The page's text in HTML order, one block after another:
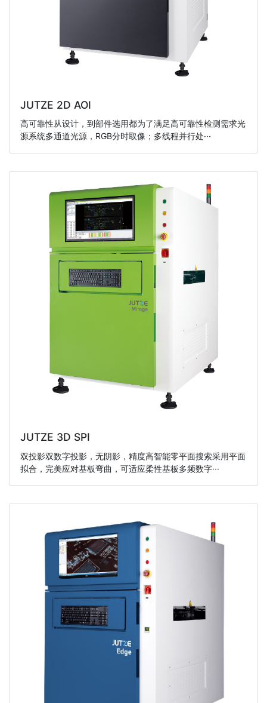
JUTZE 2D AOI
高可靠性从设计，到部件选用都为了满足高可靠性检测需求光
源系统多通道光源，RGB分时取像；多线程并行处···
JUTZE 3D SPI
双投影双数字投影，无阴影，精度高智能零平面搜索采用平面
拟合，完美应对基板弯曲，可适应柔性基板多频数字···